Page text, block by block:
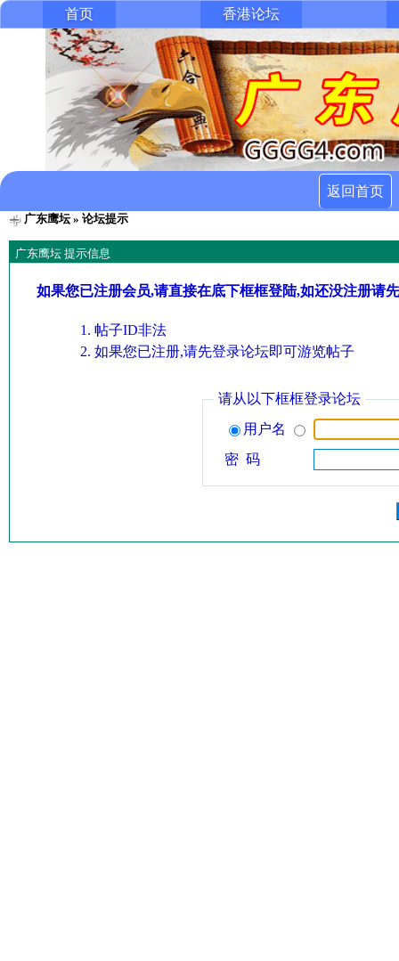
首页 香港论坛
返回首页
广东鹰坛» 论坛提示
广东鹰坛 提示信息
如果您已注册会员,请直接在底下框框登陆,如还没注册请
帖子ID非法
如果您已注册,请先登录论坛即可游览帖子
请从以下框框登录论坛
用户名
密 码